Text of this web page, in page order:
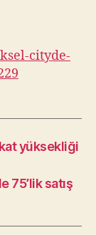
cityde-
yüksekliği
75’lik satış